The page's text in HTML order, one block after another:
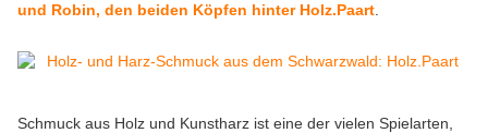
und Robin, den beiden Köpfen hinter Holz.Paart
Schmuck aus Holz und Kunstharz ist eine der vielen Spielarten,